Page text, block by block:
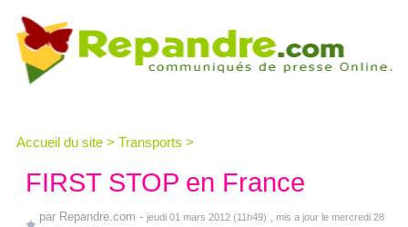
Accueil du site > Transports >
FIRST STOP en France
par Repandre.com - jeudi 01 mars 2012 (11h49)
, mis a jour le mercredi 28